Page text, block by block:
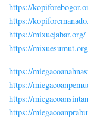
https://
https://
https://mixuejabar.org/
https://
https://
https://
https://
https://